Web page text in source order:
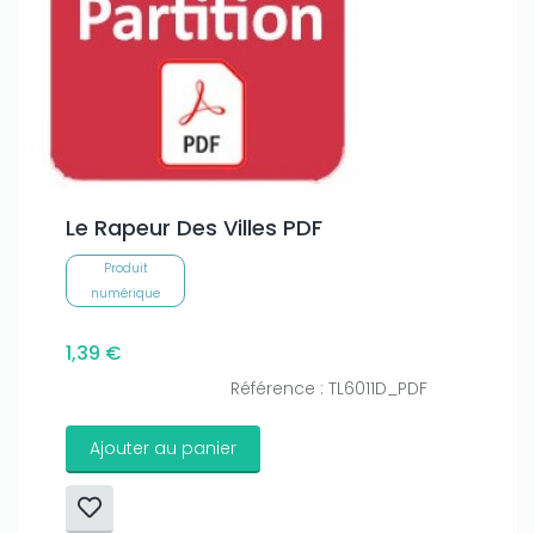
Le Rapeur Des Villes PDF
Produit
numérique
1,39 €
Référence : TL6011D_PDF
Ajouter au panier